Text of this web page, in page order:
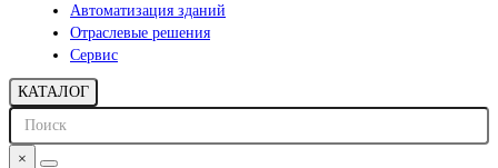
Автоматизация зданий
Отраслевые решения
Сервис
КАТАЛОГ
×